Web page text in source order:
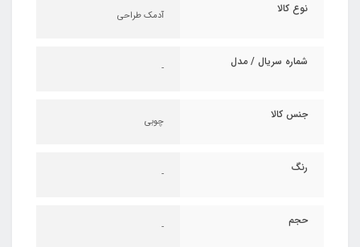
نوع کالا آدمک طراحی
شماره سریال / مدل -
جنس کالا چوبی
رنگ -
حجم -